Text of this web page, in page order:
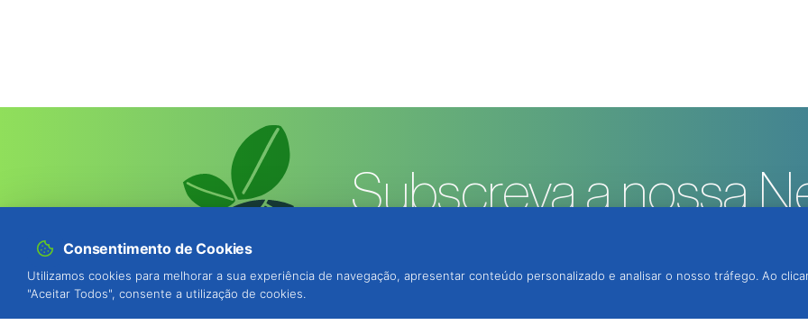
Subscreva a nossa
Consentimento de Cookies
Utilizamos cookies para melhorar a sua experiência de navegação, apresentar conteúdo personalizado e analisar o nosso tráfego. Ao
"Aceitar Todos", consente a utilização de cookies.